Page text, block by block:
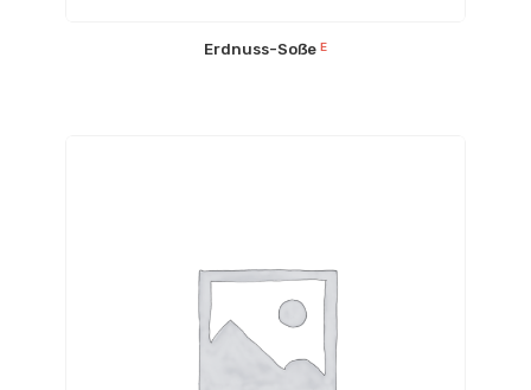
Erdnuss-Soẞe E